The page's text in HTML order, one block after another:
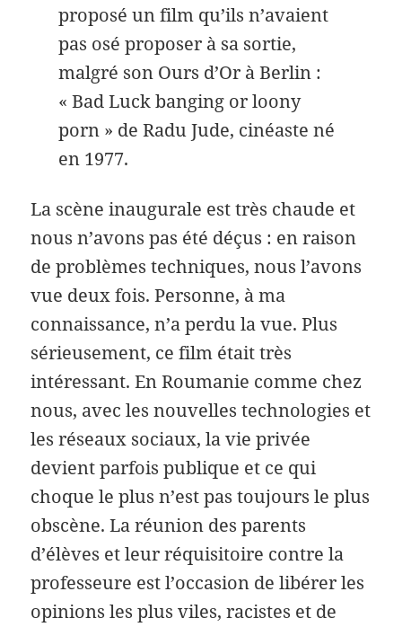
proposé un film qu’ils n’avaient
pas osé proposer à sa sortie,
malgré son Ours d’Or à Berlin :
« Bad Luck banging or loony
porn » de Radu Jude, cinéaste né
en 1977.
La scène inaugurale est très chaude et
nous n’avons pas été déçus : en raison
de problèmes techniques, nous l’avons
vue deux fois. Personne, à ma
connaissance, n’a perdu la vue. Plus
sérieusement, ce film était très
intéressant. En Roumanie comme chez
nous, avec les nouvelles technologies et
les réseaux sociaux, la vie privée
devient parfois publique et ce qui
choque le plus n’est pas toujours le plus
obscène. La réunion des parents
d’élèves et leur réquisitoire contre la
professeure est l’occasion de libérer les
opinions les plus viles, racistes et de